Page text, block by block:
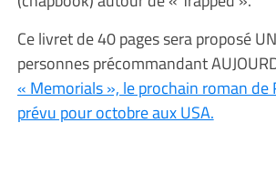
Ce livret de 40 pages sera proposé
personnes précommandant
« Memorials », le prochain roman de
prévu pour octobre aux USA.